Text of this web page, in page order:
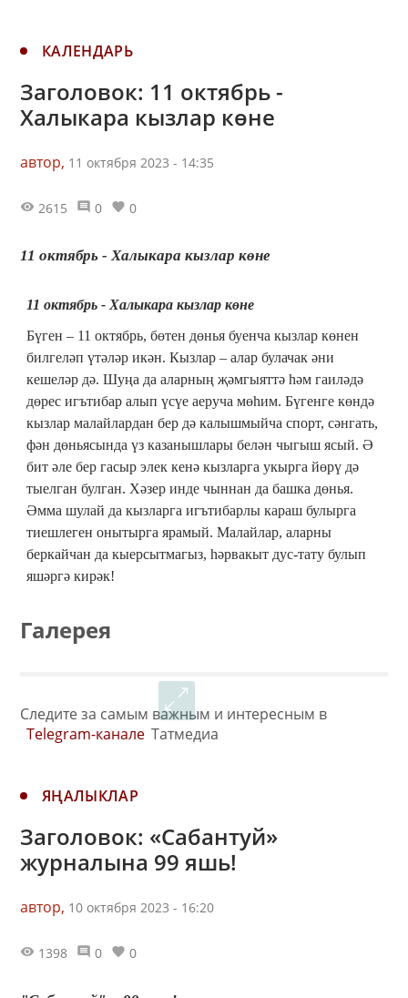
КАЛЕНДАРЬ
Заголовок: 11 октябрь -
Халыкара кызлар көне
автор, 11 октября 2023 - 14:35
2615 0 0
11 октябрь - Халыкара кызлар көне
11 октябрь - Халыкара кызлар көне
Бүген – 11 октябрь, бөтен дөнья буенча кызлар көнен
билгеләп үтәләр икән. Кызлар – алар булачак әни
кешеләр дә. Шуңа да аларның җәмгыяттә һәм гаиләдә
дөрес игътибар алып үсүе аеруча мөһим. Бүгенге көндә
кызлар малайлардан бер дә калышмыйча спорт, сәнгать,
фән дөньясында үз казанышлары белән чыгыш ясый. Ә
бит әле бер гасыр элек кенә кызларга укырга йөрү дә
тыелган булган. Хәзер инде чыннан да башка дөнья.
Әмма шулай да кызларга игътибарлы караш булырга
тиешлеген онытырга ярамый. Малайлар, аларны
беркайчан да кыерсытмагыз, һәрвакыт дус-тату булып
яшәргә кирәк!
Галерея
Следите за самым важным и интересным в
Telegram-канале Татмедиа
ЯҢАЛЫКЛАР
Заголовок: «Сабантуй»
журналына 99 яшь!
автор, 10 октября 2023 - 16:20
1398 0 0